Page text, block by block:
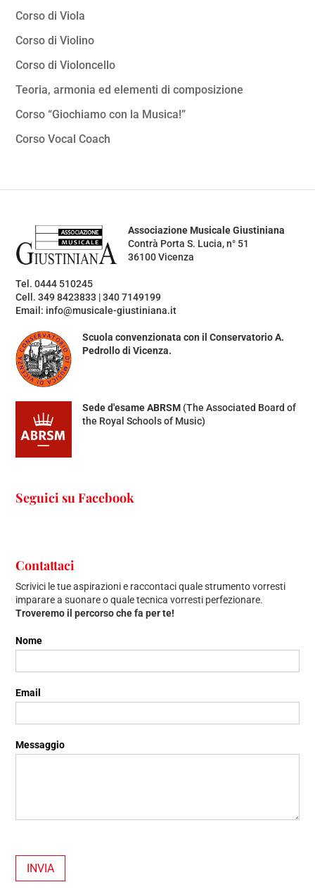
Corso di Viola
Corso di Violino
Corso di Violoncello
Teoria, armonia ed elementi di composizione
Corso “Giochiamo con la Musica!”
Corso Vocal Coach
Associazione Musicale Giustiniana
Contrà Porta S. Lucia, n° 51
36100 Vicenza
Tel. 0444 510245
Cell. 349 8423833 | 340 7149199
Email: info@musicale-giustiniana.it
Scuola convenzionata con il Conservatorio A.
Pedrollo di Vicenza.
Sede d'esame ABRSM (The Associated Board of
the Royal Schools of Music)
Seguici su Facebook
Contattaci
Scrivici le tue aspirazioni e raccontaci quale strumento vorresti
imparare a suonare o quale tecnica vorresti perfezionare.
Troveremo il percorso che fa per te!
Contattaci
Nome
Email
Messaggio
INVIA